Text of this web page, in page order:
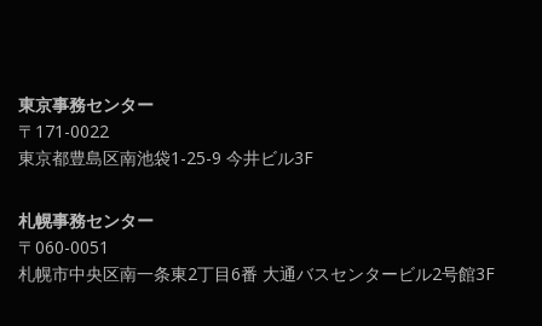
東京事務センター
〒171-0022
東京都豊島区南池袋1-25-9 今井ビル3F
札幌事務センター
〒060-0051
札幌市中央区南一条東2丁目6番 大通バスセンタービル2号館3F